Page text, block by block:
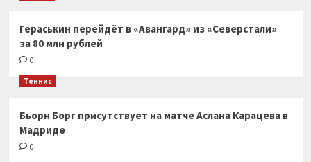
Гераськин перейдёт в «Авангард» из «Северстали»
за 80 млн рублей
0
Теннис
Бьорн Борг присутствует на матче Аслана Карацева в
Мадриде
0